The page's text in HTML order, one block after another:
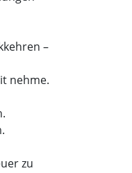
–
nehme.
zu